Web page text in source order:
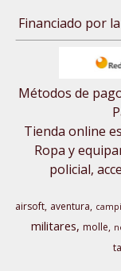
Financiado por
Métodos de
Tienda online
Ropa y
policial,
airsoft aventura
militares molle